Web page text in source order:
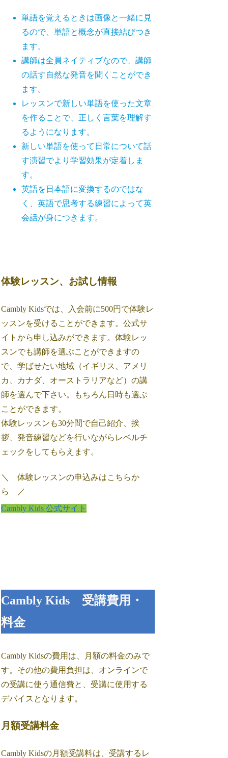
単語を覚えるときは画像と一緒に見
るので、単語と概念が直接結びつき
ます。
講師は全員ネイティブなので、講師
の話す自然な発音を聞くことができ
ます。
レッスンで新しい単語を使った文章
を作ることで、正しく言葉を理解す
るようになります。
新しい単語を使って日常について話
す演習でより学習効果が定着しま
す。
英語を日本語に変換するのではな
く、英語で思考する練習によって英
会話が身につきます。
体験レッスン、お試し情報
Cambly Kidsでは、入会前に500円で体験レ
ッスンを受けることができます。公式サ
イトから申し込みができます。体験レッ
スンでも講師を選ぶことができますの
で、学ばせたい地域（イギリス、アメリ
カ、カナダ、オーストラリアなど）の講
師を選んで下さい。もちろん日時も選ぶ
ことができます。
体験レッスンも30分間で自己紹介、挨
拶、発音練習などを行いながらレベルチ
ェックをしてもらえます。
＼ 体験レッスンの申込みはこちらか
ら ／
Cambly Kids 公式サイト
Cambly Kids 受講費用・
料金
Cambly Kidsの費用は、月額の料金のみで
す。その他の費用負担は、オンラインで
の受講に使う通信費と、受講に使用する
デバイスとなります。
月額受講料金
Cambly Kidsの月額受講料は、受講するレ